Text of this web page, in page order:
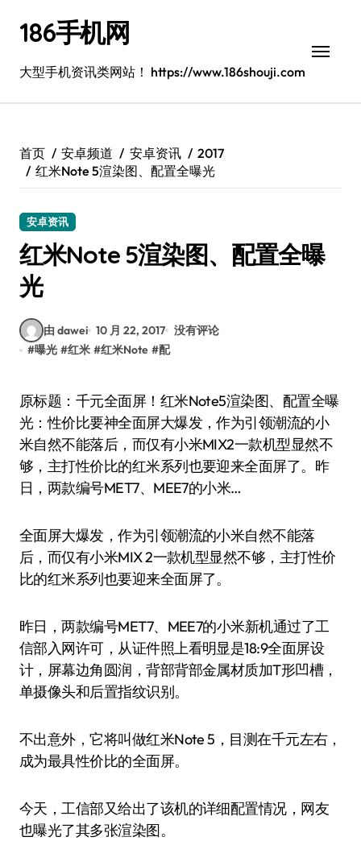
186手机网
大型手机资讯类网站！ https://www.186shouji.com
首页 安卓频道 安卓资讯
2017
红米Note 5渲染图、配置全曝光
安卓资讯
红米Note 5渲染图、配置全曝
光
由 dawei 10 月 22, 2017 没有评论
#曝光 #红米 #红米Note #配
原标题：千元全面屏！红米Note5渲染图、配置全曝
光：性价比要神全面屏大爆发，作为引领潮流的小
米自然不能落后，而仅有小米MIX2一款机型显然不
够，主打性价比的红米系列也要迎来全面屏了。昨
日，两款编号MET7、MEE7的小米…
全面屏大爆发，作为引领潮流的小米自然不能落
后，而仅有小米MIX 2一款机型显然不够，主打性价
比的红米系列也要迎来全面屏了。
昨日，两款编号MET7、MEE7的小米新机通过了工
信部入网许可，从证件照上看明显是18:9全面屏设
计，屏幕边角圆润，背部背部金属材质加T形凹槽，
单摄像头和后置指纹识别。
不出意外，它将叫做红米Note 5，目测在千元左右，
成为最具性价比的全面屏。
今天，工信部又给出了该机的详细配置情况，网友
也曝光了其多张渲染图。